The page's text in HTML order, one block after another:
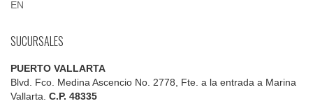
EN
SUCURSALES
PUERTO VALLARTA
Blvd. Fco. Medina Ascencio No. 2778, Fte. a la entrada a Marina
Vallarta. C.P. 48335